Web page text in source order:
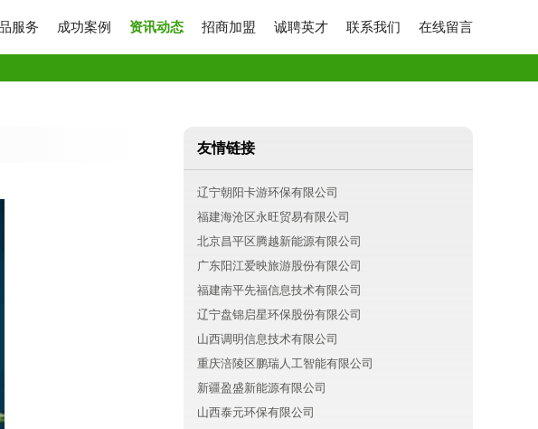
服务 成功案例 资讯动态 招商加盟 诚聘英才 联系我们 在线留言
友情链接
辽宁朝阳卡游环保有限公司
福建海沧区永旺贸易有限公司
北京昌平区腾越新能源有限公司
广东阳江爱映旅游股份有限公司
福建南平先福信息技术有限公司
辽宁盘锦启星环保股份有限公司
山西调明信息技术有限公司
重庆涪陵区鹏瑞人工智能有限公司
新疆盈盛新能源有限公司
山西泰元环保有限公司